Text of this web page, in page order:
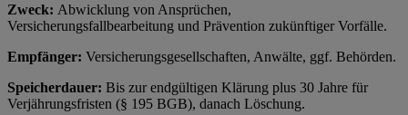
Zweck: Abwicklung von Ansprüchen,
Versicherungsfallbearbeitung und Prävention zukünftiger Vorfälle.
Empfänger: Versicherungsgesellschaften, Anwälte, ggf. Behörden.
Speicherdauer: Bis zur endgültigen Klärung plus 30 Jahre für
Verjährungsfristen (§ 195 BGB), danach Löschung.